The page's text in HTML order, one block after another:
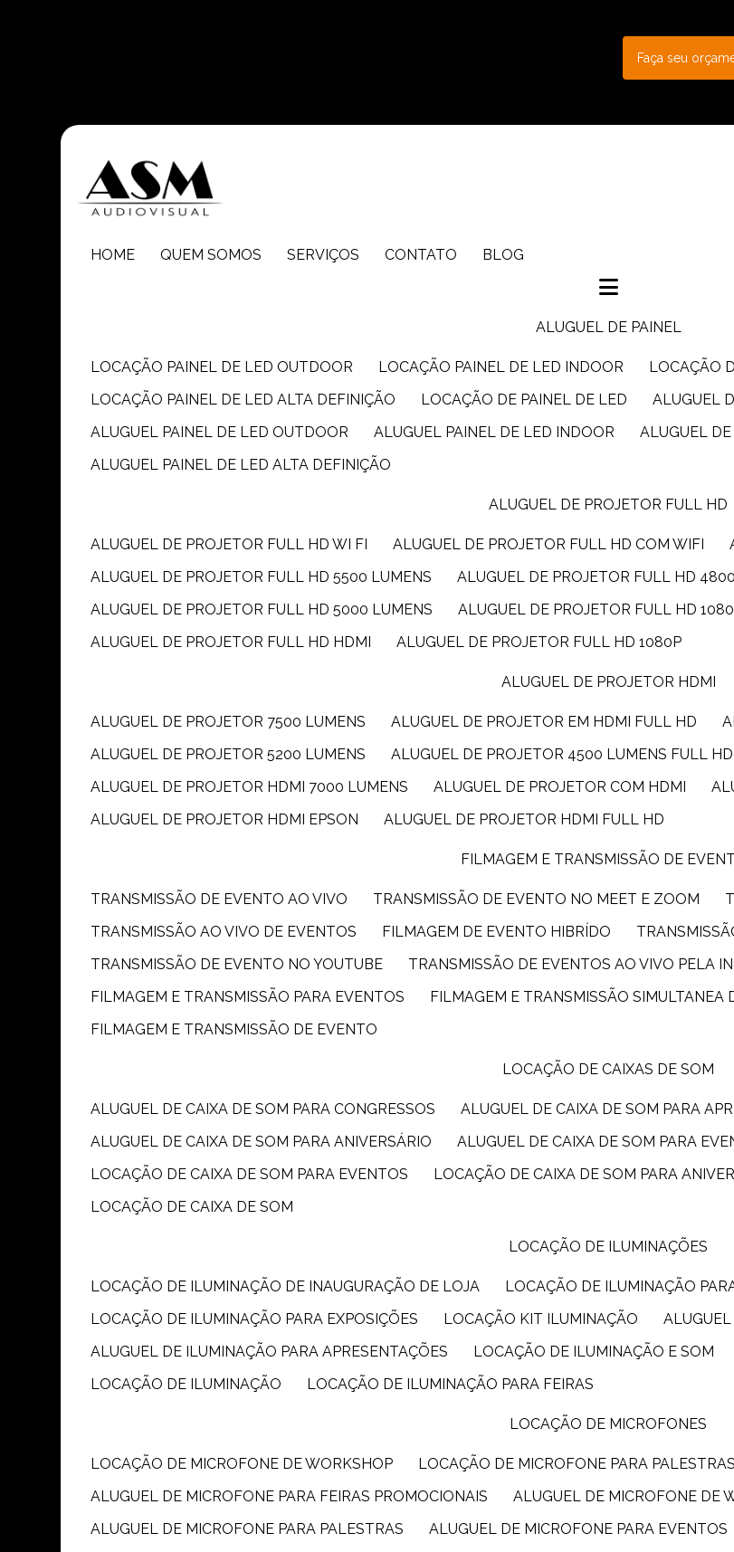
Faça seu
HOME QUEM SOMOS SERVIÇOS CONTATO BLOG
ALUGUEL DE PAINEL
LOCAÇÃO PAINEL DE LED OUTDOOR LOCAÇÃO PAINEL DE LED INDOOR
LOCAÇÃO
LOCAÇÃO PAINEL DE LED ALTA DEFINIÇÃO
LOCAÇÃO DE PAINEL DE LED
ALUGUEL
ALUGUEL PAINEL DE LED OUTDOOR
ALUGUEL PAINEL DE LED INDOOR
ALUGUEL
ALUGUEL PAINEL DE LED ALTA DEFINIÇÃO
ALUGUEL DE PROJETOR FULL HD
ALUGUEL DE PROJETOR FULL HD WI FI ALUGUEL DE PROJETOR FULL HD COM WIFI
ALUGUEL DE PROJETOR FULL HD 5500 LUMENS
ALUGUEL DE PROJETOR FULL HD
ALUGUEL DE PROJETOR FULL HD 5000 LUMENS
ALUGUEL DE PROJETOR FULL HD
ALUGUEL DE PROJETOR FULL HD HDMI
ALUGUEL DE PROJETOR FULL HD 1080P
ALUGUEL DE PROJETOR HDMI
ALUGUEL DE PROJETOR 7500 LUMENS ALUGUEL DE PROJETOR EM HDMI FULL HD
ALUGUEL DE PROJETOR 5200 LUMENS
ALUGUEL DE PROJETOR 4500 LUMENS FULL HD
ALUGUEL DE PROJETOR HDMI 7000 LUMENS
ALUGUEL DE PROJETOR COM HDMI
ALUGUEL DE PROJETOR HDMI EPSON
ALUGUEL DE PROJETOR HDMI FULL HD
FILMAGEM E TRANSMISSÃO DE
TRANSMISSÃO DE EVENTO AO VIVO TRANSMISSÃO DE EVENTO NO MEET E ZOOM
TRANSMISSÃO AO VIVO DE EVENTOS
FILMAGEM DE EVENTO HIBRÍDO
TRANSMISSÃO DE EVENTO NO YOUTUBE
TRANSMISSÃO DE EVENTOS AO VIVO PELA
FILMAGEM E TRANSMISSÃO PARA EVENTOS
FILMAGEM E TRANSMISSÃO SIMULTANEA
FILMAGEM E TRANSMISSÃO DE EVENTO
LOCAÇÃO DE CAIXAS DE SOM
ALUGUEL DE CAIXA DE SOM PARA CONGRESSOS
ALUGUEL DE CAIXA DE SOM PARA
ALUGUEL DE CAIXA DE SOM PARA ANIVERSÁRIO
ALUGUEL DE CAIXA DE SOM PARA
LOCAÇÃO DE CAIXA DE SOM PARA EVENTOS
LOCAÇÃO DE CAIXA DE SOM PARA
LOCAÇÃO DE CAIXA DE SOM
LOCAÇÃO DE ILUMINAÇÕES
LOCAÇÃO DE ILUMINAÇÃO DE INAUGURAÇÃO DE LOJA
LOCAÇÃO DE ILUMINAÇÃO
LOCAÇÃO DE ILUMINAÇÃO PARA EXPOSIÇÕES
LOCAÇÃO KIT ILUMINAÇÃO
ALUGUEL DE ILUMINAÇÃO PARA APRESENTAÇÕES
LOCAÇÃO DE ILUMINAÇÃO E SOM
LOCAÇÃO DE ILUMINAÇÃO
LOCAÇÃO DE ILUMINAÇÃO PARA FEIRAS
LOCAÇÃO DE MICROFONES
LOCAÇÃO DE MICROFONE DE WORKSHOP LOCAÇÃO DE MICROFONE PARA PALESTRAS
ALUGUEL DE MICROFONE PARA FEIRAS PROMOCIONAIS
ALUGUEL DE MICROFONE DE
ALUGUEL DE MICROFONE PARA PALESTRAS
ALUGUEL DE MICROFONE PARA EVENTOS